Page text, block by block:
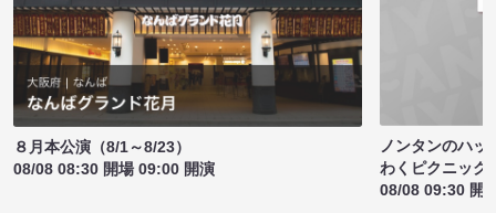
８月本公演（8/1～8/23）
08/08 08:30 開場 09:00 開演
ノンタンのハッ
わくピクニック
08/08 09:30 開